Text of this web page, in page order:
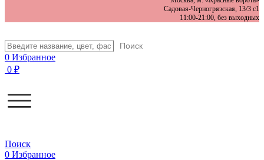
Садовая-Черногрязская, 13/3 с1
11:00-21:00, без выходных
Поиск
0 Избранное
0 ₽
Поиск
0 Избранное